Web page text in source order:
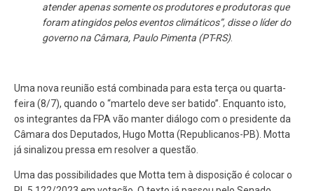
atender apenas somente os produtores e produtoras que
foram atingidos pelos eventos climáticos”, disse o líder do
governo na Câmara, Paulo Pimenta (PT-RS).
Uma nova reunião está combinada para esta terça ou quarta-
feira (8/7), quando o “martelo deve ser batido”. Enquanto isto,
os integrantes da FPA vão manter diálogo com o presidente da
Câmara dos Deputados, Hugo Motta (Republicanos-PB). Motta
já sinalizou pressa em resolver a questão.
Uma das possibilidades que Motta tem à disposição é colocar o